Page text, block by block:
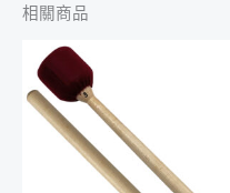
相關商品